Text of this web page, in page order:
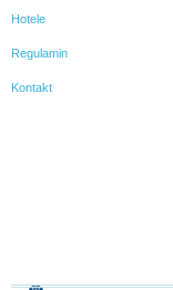
Hotele
Regulamin
Kontakt